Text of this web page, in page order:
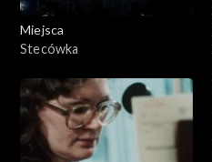
Miejsca
Stecówka